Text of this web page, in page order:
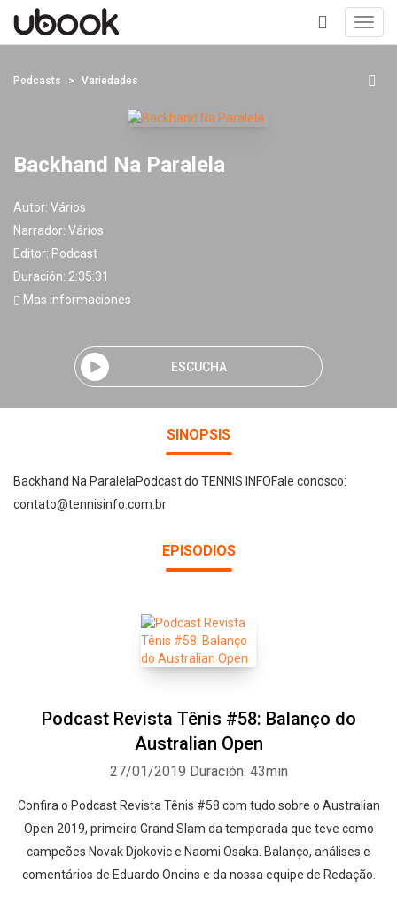
+
Podcasts Variedades
Backhand Na Paralela
Autor: Vários
Narrador: Vários
Editor: Podcast
Duración: 2:35:31
Mas informaciones
ESCUCHA
SINOPSIS
Backhand Na ParalelaPodcast do TENNIS INFOFale conosco:
contato@tennisinfo.com.br
EPISODIOS
Podcast Revista Tênis #58: Balanço do
Australian Open
27/01/2019 Duración: 43min
Confira o Podcast Revista Tênis #58 com tudo sobre o Australian
Open 2019, primeiro Grand Slam da temporada que teve como
campeões Novak Djokovic e Naomi Osaka. Balanço, análises e
comentários de Eduardo Oncins e da nossa equipe de Redação.